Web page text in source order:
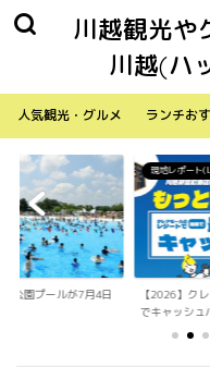
川越観光や
川越(ハ
人気観光・グルメ ランチお
ル川越新富町商店街
スポーツ
COEDO
ース...